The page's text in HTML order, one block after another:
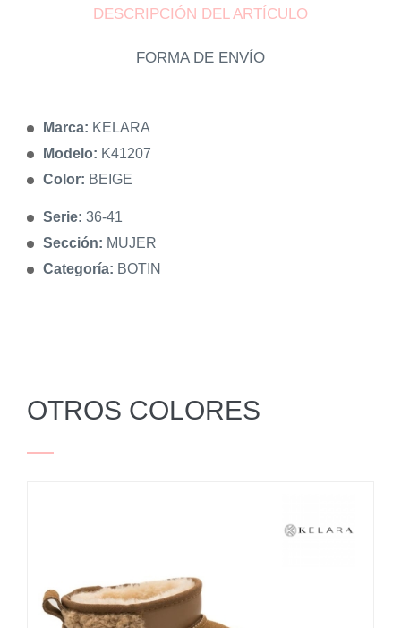
DESCRIPCIÓN DEL ARTÍCULO
FORMA DE ENVÍO
Marca: KELARA
Modelo: K41207
Color: BEIGE
Serie: 36-41
Sección: MUJER
Categoría: BOTIN
OTROS COLORES